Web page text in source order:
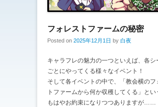
フォレストファームの秘密
Posted on 2025年12月1日 by 白夜
キャラフレの魅力の一つといえば、各シ
ごとにやってくる様々なイベント！
そして各イベントの中で、「教会横のフ
トファームから何か収穫してくる」とい
もはやお約束になりつつありますが……